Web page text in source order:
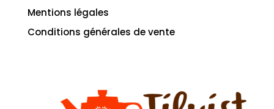
Mentions légales
Conditions générales de vente